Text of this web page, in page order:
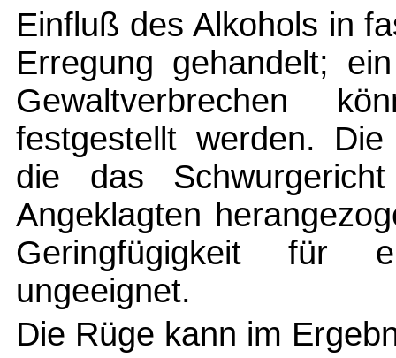
Einfluß des Alkohols in
Erregung gehandelt;
Gewaltverbrechen
festgestellt werden.
die das
Angeklagten
Geringfügigkeit für
ungeeignet.
Die Rüge kann im